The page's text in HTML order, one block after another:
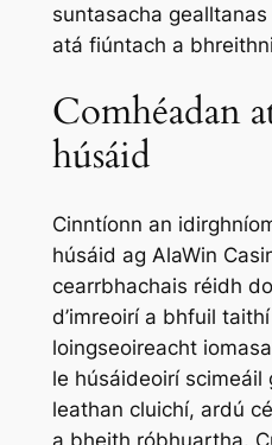
suntasacha
atá fiúntach a
Comhéadan
húsáid
Cinntíonn an
húsáid ag AlaWin
cearrbhachais réidh
d’imreoirí a bhfuil
loingseoireacht
le húsáideoirí scimeáil
leathan cluichí, ardú
a bheith róbhuartha.